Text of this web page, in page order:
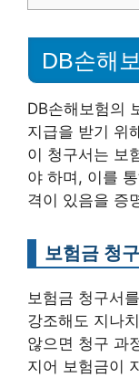
DB손해
DB손해보험의
지급을 받기 위
이 청구서는 보
야 하며, 이를
격이 있음을 증
보험금 청
보험금 청구서
강조해도 지나
않으면 청구 과
지어 보험금이